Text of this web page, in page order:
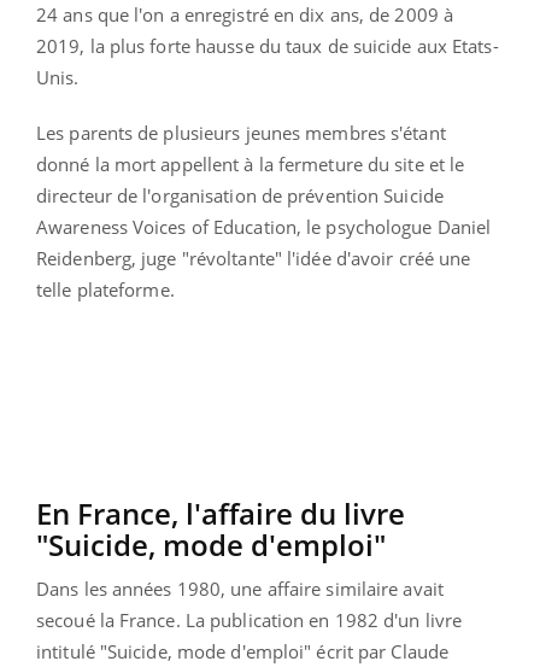
24 ans que l'on a enregistré en dix ans, de 2009 à
2019, la plus forte hausse du taux de suicide aux Etats-
Unis.
Les parents de plusieurs jeunes membres s'étant
donné la mort appellent à la fermeture du site et le
directeur de l'organisation de prévention Suicide
Awareness Voices of Education, le psychologue Daniel
Reidenberg, juge "révoltante" l'idée d'avoir créé une
telle plateforme.
En France, l'affaire du livre
"Suicide, mode d'emploi"
Dans les années 1980, une affaire similaire avait
secoué la France. La publication en 1982 d'un livre
intitulé "Suicide, mode d'emploi" écrit par Claude